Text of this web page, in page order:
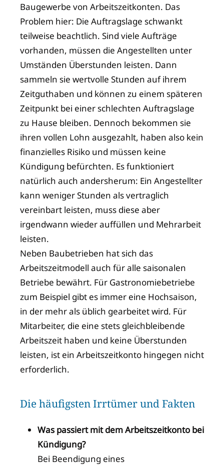
Baugewerbe von Arbeitszeitkonten. Das
Problem hier: Die Auftragslage schwankt
teilweise beachtlich. Sind viele Aufträge
vorhanden, müssen die Angestellten unter
Umständen Überstunden leisten. Dann
sammeln sie wertvolle Stunden auf ihrem
Zeitguthaben und können zu einem späteren
Zeitpunkt bei einer schlechten Auftragslage
zu Hause bleiben. Dennoch bekommen sie
ihren vollen Lohn ausgezahlt, haben also kein
finanzielles Risiko und müssen keine
Kündigung befürchten. Es funktioniert
natürlich auch andersherum: Ein Angestellter
kann weniger Stunden als vertraglich
vereinbart leisten, muss diese aber
irgendwann wieder auffüllen und Mehrarbeit
leisten.
Neben Baubetrieben hat sich das
Arbeitszeitmodell auch für alle saisonalen
Betriebe bewährt. Für Gastronomiebetriebe
zum Beispiel gibt es immer eine Hochsaison,
in der mehr als üblich gearbeitet wird. Für
Mitarbeiter, die eine stets gleichbleibende
Arbeitszeit haben und keine Überstunden
leisten, ist ein Arbeitszeitkonto hingegen nicht
erforderlich.
Die häufigsten Irrtümer und Fakten
Was passiert mit dem Arbeitszeitkonto bei
Kündigung?
Bei Beendigung eines